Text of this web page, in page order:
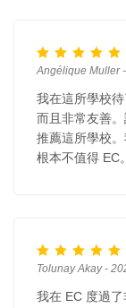
Angélique Muller
我在這所學校
而且非常友善
推薦這所學校
根本不值得 EC。
Tolunay Akay -
我在 EC 度過了